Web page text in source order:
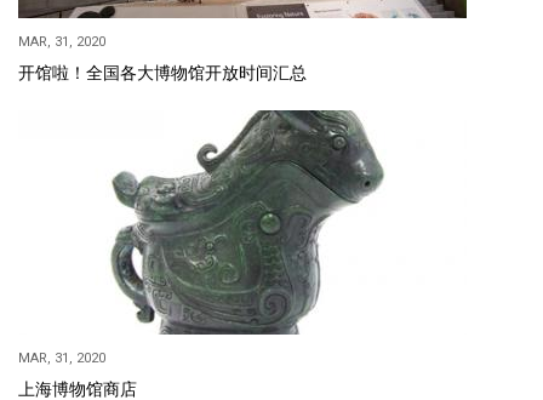
MAR, 31, 2020
开馆啦！全国各大博物馆开放时间汇总
MAR, 31, 2020
上海博物馆商店